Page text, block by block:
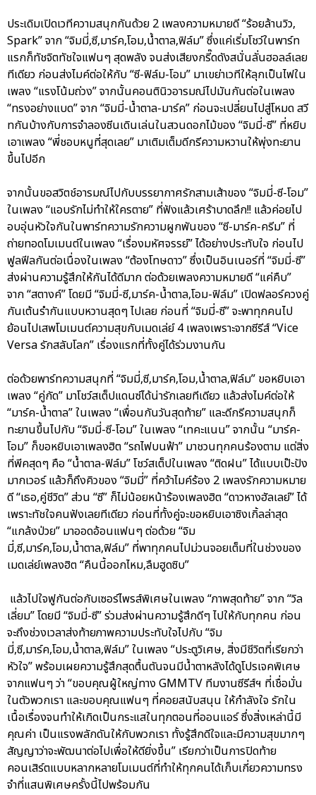
ประเดิมเปิดเวทีความสนุกกันด้วย 2 เพลงความหมายดี “ร้อยล้านวิว,
Spark” จาก “จิมมี่,ซี,มาร์ค,โอม,น้ำตาล,ฟิล์ม” ซึ่งแค่เริ่มโชว์ในพาร์ท
แรกก็ทัชจิตทัชใจแฟนๆ สุดพลัง จนส่งเสียงกรี๊ดดังสนั่นลั่นฮอลล์เลย
ทีเดียว ก่อนส่งไมค์ต่อให้กับ “ซี-ฟิล์ม-โอม” มาเขย่าเวทีให้ลุกเป็นไฟใน
เพลง “แรงโน้มถ่วง” จากนั้นคอนตินิวอารมณ์ไปมันกันต่อในเพลง
“ทรงอย่างแบด” จาก “จิมมี่-น้ำตาล-มาร์ค” ก่อนจะเปลี่ยนไปสู่โหมด สวี
ทกันบ้างกับการจำลองซีนเดินเล่นในสวนดอกไม้ของ “จิมมี่-ซี” ที่หยิบ
เอาเพลง “พี่ชอบหนูที่สุดเลย” มาเติมเต็มดีกรีความหวานให้พุ่งทะยาน
ขึ้นไปอีก
จากนั้นขอสวิตช์อารมณ์ไปกับบรรยากาศรักสามเส้าของ “จิมมี่-ซี-โอม”
ในเพลง “แอบรักไม่ทำให้ใครตาย” ที่ฟังแล้วเศร้าบาดลึก!! แล้วค่อยไป
อบอุ่นหัวใจกันในพาร์ทความรักความผูกพันของ “ซี-มาร์ค-ครีม” ที่
ถ่ายทอดโมเมนต์ในเพลง “เรื่องมหัศจรรย์” ได้อย่างประทับใจ ก่อนไป
ฟูลฟีลกันต่อเนื่องในเพลง “ต้องโทษดาว” ซึ่งเป็นอินเนอร์ที่ “จิมมี่-ซี”
ส่งผ่านความรู้สึกให้กันได้ดีมาก ต่อด้วยเพลงความหมายดี “แค่คืบ”
จาก “สตางค์” โดยมี “จิมมี่-ซี,มาร์ค-น้ำตาล,โอม-ฟิล์ม” เปิดฟลอร์ควงคู่
กันเต้นรำกันแบบหวานสุดๆ ไปเลย ก่อนที่ “จิมมี่-ซี” จะพาทุกคนไป
ย้อนไปเสพโมเมนต์ความสุขกับเมดเล่ย์ 4 เพลงเพราะจากซีรีส์ “Vice
Versa รักสลับโลก” เรื่องแรกที่ทั้งคู่ได้ร่วมงานกัน
ต่อด้วยพาร์ทความสนุกที่ “จิมมี่,ซี,มาร์ค,โอม,น้ำตาล,ฟิล์ม” ขอหยิบเอา
เพลง “คู่กัด” มาโชว์สเต็ปแดนซ์ได้น่ารักเลยทีเดียว แล้วส่งไมค์ต่อให้
“มาร์ค-น้ำตาล” ในเพลง “เพื่อนกันวันสุดท้าย” และดีกรีความสนุกก็
ทะยานขึ้นไปกับ “จิมมี่-ซี-โอม” ในเพลง “เทคะแนน” จากนั้น “มาร์ค-
โอม” ก็ขอหยิบเอาเพลงฮิต “รถไฟบนฟ้า” มาชวนทุกคนร้องตาม แต่สิ่ง
ที่พีคสุดๆ คือ “น้ำตาล-ฟิล์ม” โชว์สเต็ปในเพลง “ติดฝน” ได้แบบเป๊ะปัง
มากเวอร์ แล้วก็ถึงคิวของ “จิมมี่” ที่คว้าไมค์ร้อง 2 เพลงรักความหมาย
ดี “เธอ,คู่ชีวิต” ส่วน “ซี” ก็ไม่น้อยหน้าร้องเพลงฮิต “ดาวหางฮัลเลย์” ได้
เพราะทัชใจคนฟังเลยทีเดียว ก่อนที่ทั้งคู่จะขอหยิบเอาซิงเกิ้ลล่าสุด
“แกล้งป่วย” มาออดอ้อนแฟนๆ ต่อด้วย “จิม
มี่,ซี,มาร์ค,โอม,น้ำตาล,ฟิล์ม” ที่พาทุกคนไปม่วนจอยเต็มที่ในช่วงของ
เมดเล่ย์เพลงฮิต “คืนนี้ออกไหม,ลืมฮูดซิบ”
แล้วไปใจฟูกันต่อกับเซอร์ไพรส์พิเศษในเพลง “ภาพสุดท้าย” จาก “วิล
เลี่ยม” โดยมี “จิมมี่-ซี” ร่วมส่งผ่านความรู้สึกดีๆ ไปให้กับทุกคน ก่อน
จะถึงช่วงเวลาส่งท้ายภาพความประทับใจไปกับ “จิม
มี่,ซี,มาร์ค,โอม,น้ำตาล,ฟิล์ม” ในเพลง “ประตูวิเศษ, สิ่งมีชีวิตที่เรียกว่า
หัวใจ” พร้อมเผยความรู้สึกสุดตื้นตันจนมีน้ำตาหลังได้ดูโปรเจคพิเศษ
จากแฟนๆ ว่า “ขอบคุณผู้ใหญ่ทาง GMMTV ทีมงานซีรีส์ฯ ที่เชื่อมั่น
ในตัวพวกเรา และขอบคุณแฟนๆ ที่คอยสนับสนุน ให้กำลังใจ รักใน
เนื้อเรื่องจนทำให้เกิดเป็นกระแสในทุกตอนที่ออนแอร์ ซึ่งสิ่งเหล่านี้มี
คุณค่า เป็นแรงพลักดันให้กับพวกเรา ทั้งรู้สึกดีใจและมีความสุขมากๆ
สัญญาว่าจะพัฒนาต่อไปเพื่อให้ดียิ่งขึ้น” เรียกว่าเป็นการปิดท้าย
คอนเสิร์ตแบบหลากหลายโมเมนต์ที่ทำให้ทุกคนได้เก็บเกี่ยวความทรง
จำที่แสนพิเศษครั้งนี้ไปพร้อมกัน